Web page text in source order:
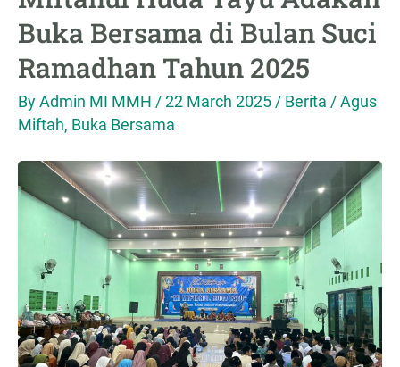
Buka Bersama di Bulan Suci
Ramadhan Tahun 2025
ByAdmin MI MMH /22 March 2025 / Berita /Agus
Miftah, Buka Bersama
Miftahul
Huda
Tayu
Adakan
Buka
Bersama
Suci
Ramadhan
Tahun